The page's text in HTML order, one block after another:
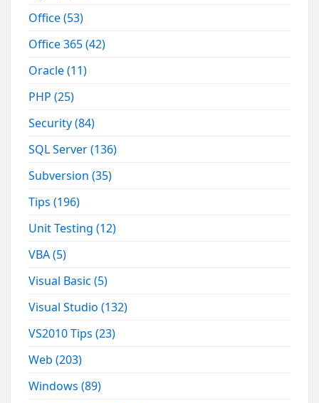
Office(53)
Office 365(42)
Oracle(11)
PHP(25)
Security(84)
SQL Server(136)
Subversion(35)
Tips(196)
Unit Testing(12)
VBA(5)
Visual Basic(5)
Visual Studio(132)
VS2010 Tips(23)
Web(203)
Windows(89)